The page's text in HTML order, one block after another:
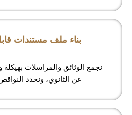
بناء ملف مستندات
نجمع الوثائق والمراسلات بهيكلة
عن الثانوي، ونحدد